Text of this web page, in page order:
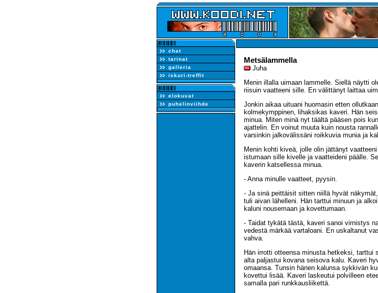
chat
tarinat
galleria
iskuri-treffit
elokuvat
puhelinviihde
Metsälammella
Juha
Menin illalla uimaan lammelle. Siellä näytti
riisuin vaatteeni sille. En välittänyt laittaa
Jonkin aikaa uituani huomasin etten
kolmekymppinen, lihaksikas kaveri. Hän
minua. Miten minä nyt täältä pääsen pois
ajattelin. En voinut muuta kuin nousta
varsinkin jalkovälissäni roikkuvia munia ja
Menin kohti kiveä, jolle olin jättänyt
istumaan sille kivelle ja vaatteideni päälle.
kaverin katsellessa minua.
- Anna minulle vaatteet, pyysin.
- Ja sinä peittäisit sitten niillä hyvät
tuli aivan lähelleni. Hän tarttui minuun ja
kaluni nousemaan ja kovettumaan.
- Taidat tykätä tästä, kaveri sanoi virnistys
vedestä märkää vartaloani. En uskaltanut
vahva.
Hän irrotti otteensa minusta hetkeksi,
alta paljastui kovana seisova kalu. Kaveri
omaansa. Tunsin hänen kalunsa sykkivän
kovettui lisää. Kaveri laskeutui polvilleen
samalla pari runkkausliikettä.